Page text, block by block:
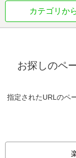
カテゴリか
お探しのペ
指定されたURLのペ